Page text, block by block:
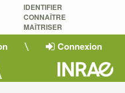
IDENTIFIER
CONNAÎTRE
MAÎTRISER
Connexion